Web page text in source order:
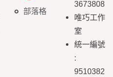
部落格
3673808
唯巧工作
室
統一編號
:
9510382